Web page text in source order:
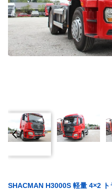
SHACMAN H3000S 軽量 4×2